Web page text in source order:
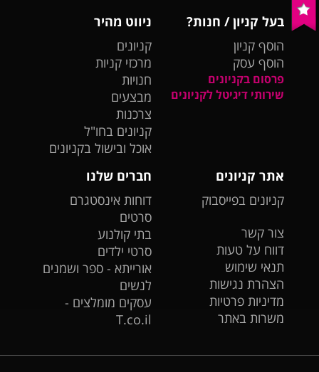
בעל קניון / חנות?
הוסף קניון
הוסף עסק
פרסום בקניונים
שירותי דיגיטל לקניונים
ניווט מהיר
קניונים
מרכזי קניות
חנויות
מבצעים
צרכנות
קניונים בחו"ל
אוכל ובישול בקניונים
אתר קניונים
קניונים בפייסבוק
צור קשר
דווח על טעות
תנאי שימוש
הצהרת נגישות
מדיניות פרטיות
משרות באתר
חברים שלנו
דוחות אינסטגרם
סרטים
בתי קולנוע
סרטי ילדים
אורייתא - ספר ושמנים
לנשים
עסקים מומלצים -
T.co.il